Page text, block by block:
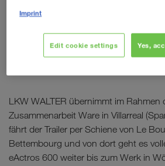
LKW im Fernverkehr
“Electrify Inbound Logistics” mit
Zulieferlogistik der Daimler-
LKW WALTER übernimmt im Rahmen
Zusammenarbeit Ware in Villarreal
fährt der Trailer per Schiene von Le
Bettembourg und von dort geht es
eActros 600 weiter bis zum Werk in
Imprint
Edit cookie settings Yes,